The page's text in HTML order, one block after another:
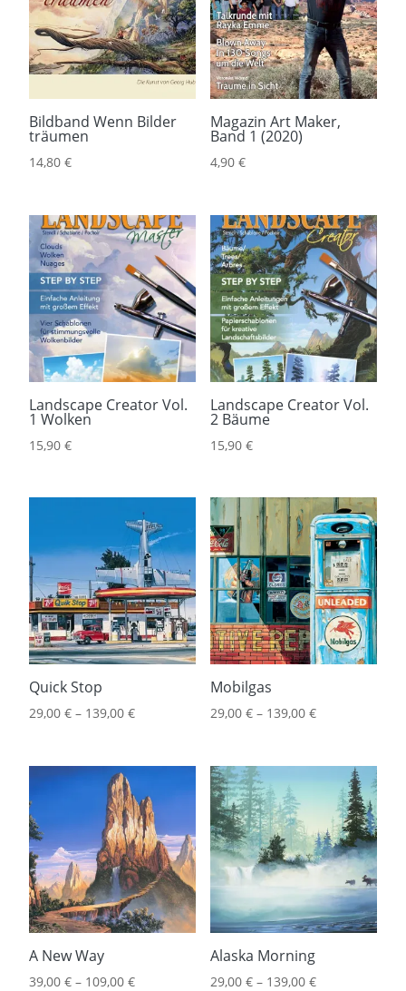
Bildband Wenn Bilder
träumen
14,80 €
Magazin Art Maker,
Band 1 (2020)
4,90 €
Landscape Creator Vol.
1 Wolken
15,90 €
Landscape Creator Vol.
2 Bäume
15,90 €
Quick Stop
29,00 € – 139,00 €
Mobilgas
29,00 €– 139,00 €
A New Way
39,00 € – 109,00 €
Alaska Morning
29,00 €– 139,00 €